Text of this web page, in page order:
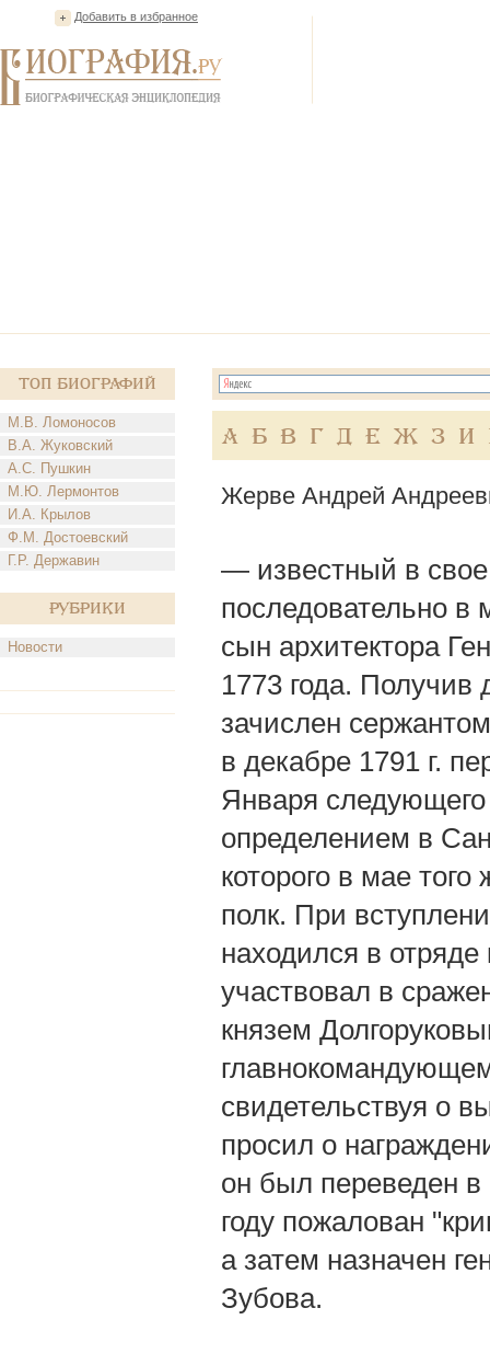
Добавить в избранное
Топ Биографий
М.В. Ломоносов
В.А. Жуковский
А.С. Пушкин
М.Ю. Лермонтов
И.А. Крылов
Ф.М. Достоевский
Г.Р. Державин
Рубрики
Новости
А Б В Г Д Е Ж З И
Жерве Андрей
— известный в
последовательно в
сын архитектора
1773 года.
зачислен
в декабре 1791 г.
Января
определением в
которого в мае
полк. При
находился в
участвовал в
князем
свидетельствуя о
просил о
он был переведен
году пожалован
а затем назначен
Зубова.